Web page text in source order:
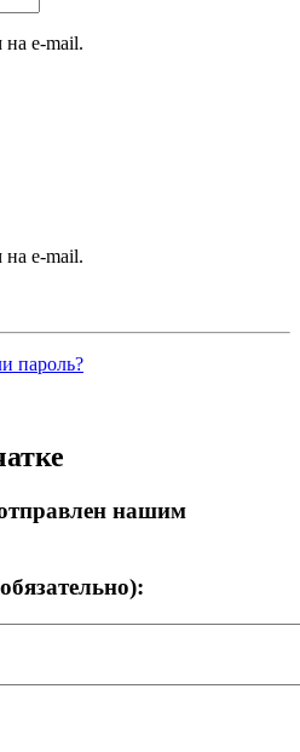
на e-mail.
на e-mail.
пароль?
нашим